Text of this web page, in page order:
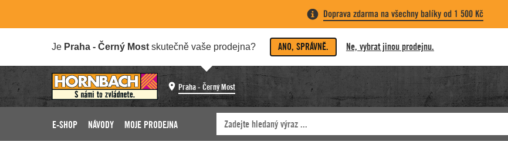
Doprava zdarma na všechny balíky od 1 500 Kč
Je Praha - Černý Most skutečně vaše prodejna? ANO, SPRÁVNĚ. Ne, vybrat jinou prodejnu.
Praha - Černý Most
E-SHOP NÁVODY MOJE PRODEJNA